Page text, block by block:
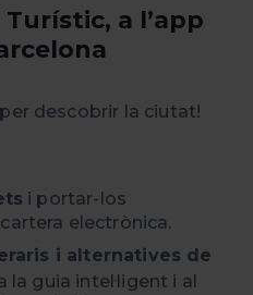
a l’app
descobrir la ciutat!
i portar-los
electrònica.
i alternatives de
la guia intel·ligent i al